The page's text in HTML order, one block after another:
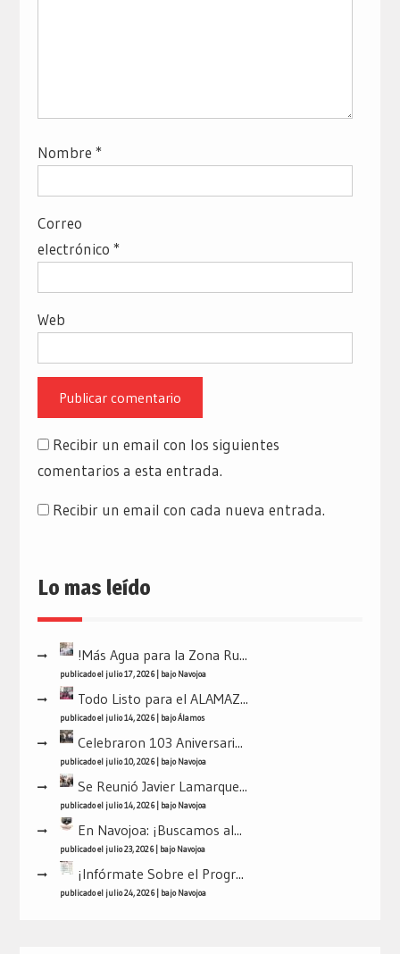
Nombre *
Correo
electrónico *
Web
Recibir un email con los siguientes
comentarios a esta entrada.
Recibir un email con cada nueva entrada.
Lo mas leído
!Más Agua para la Zona Ru...
publicado el julio 17, 2026| bajoNavojoa
Todo Listo para el ALAMAZ...
publicado el julio 14, 2026| bajoÁlamos
Celebraron 103 Aniversari...
publicado el julio 10, 2026| bajoNavojoa
Se Reunió Javier Lamarque...
publicado el julio 14, 2026| bajoNavojoa
En Navojoa: ¡Buscamos al...
publicado el julio 23, 2026| bajoNavojoa
¡Infórmate Sobre el Progr...
publicado el julio 24, 2026| bajoNavojoa